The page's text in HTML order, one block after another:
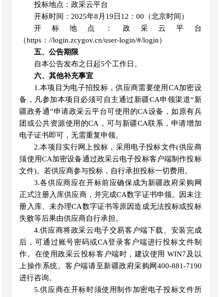
投标地点：政采云平台
开标时间： 2025年8月19日12：00（北京时间）
开标地点：政采云平台
（https：//login.zcygov.cn/user-login/#/login）
五、公告期限
自本公告发布之日起5个工作日 。
六、其他补充事宜
1.本项目为电子招投标，供应商需要使用CA加密设
备，凡参加本项目必须可自主通过新疆CA申领渠道“新
疆政务通”申请政采云平台可使用的CA设备，如原有兵
团或公共资源使用的CA，可与新疆CA联系，申请增加
电子证书即可，无需重复申领。
2.本项目实行网上投标，采用电子投标文件(供应商
须使用CA加密设备通过政采云电子投标客户端制作投标
文件)。若供应商参与投标，自行承担投标一切费用。
3.各供应商应在开标前应确保成为新疆政府采购网
正式注册入库供应商，并完成CA数字证书申领。因未注
册入库、未办理CA数字证书等原因造成无法投标或投标
失败等后果由供应商自行承担。
4.供应商将政采云电子交易客户端下载、安装完成
后，可通过账号密码或CA登录客户端进行投标文件制
作。在使用政采云投标客户端时，建议使用 WIN7及以
上操作系统。客户端请至新疆政府采购网400-881-7190
进行咨询。
5.供应商在开标时须使用制作加密电子投标文件所